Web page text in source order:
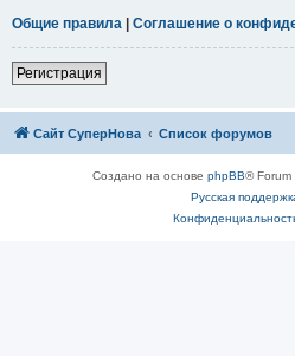
Общие правила | Соглашение о
Регистрация
Сайт СуперНова Список форумов
Создано на основе phpBB® Forum
Русская